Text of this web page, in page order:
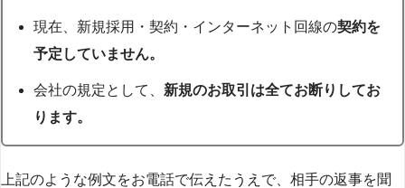
現在、新規採用・契約・インターネット回線の契約を
予定していません。
会社の規定として、 新規のお取引は全てお断りしてお
ります。
上記のような例文をお電話で伝えたうえで、相手の返事を聞